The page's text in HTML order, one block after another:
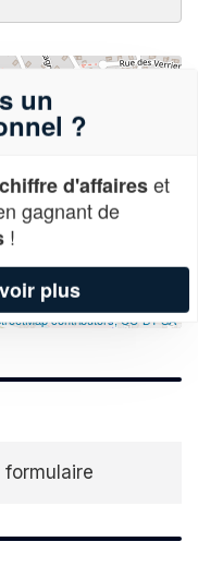
contributors,CC-BY-SA
formulaire
un
?
chiffre d'affaireset
gagnant de
!
plus